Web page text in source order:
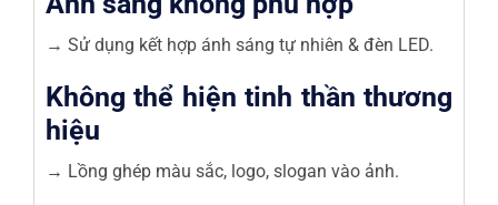
→ Sử dụng kết hợp ánh sáng tự nhiên & đèn LED.
Không thể hiện tinh thần thương
hiệu
→ Lồng ghép màu sắc, logo, slogan vào ảnh.